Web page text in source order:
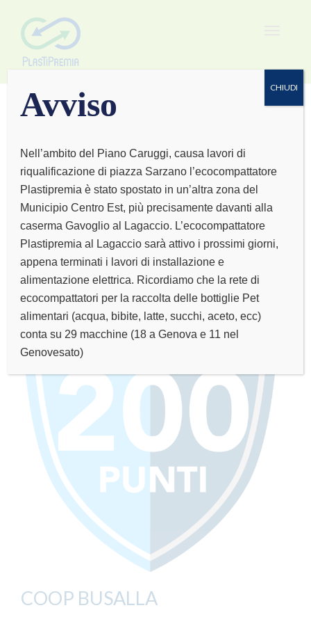
Busalla
COOP BUSALLA
Avviso
Nell’ambito del Piano Caruggi, causa lavori di
riqualificazione di piazza Sarzano l’ecocompattatore
Plastipremia è stato spostato in un’altra zona del
Municipio Centro Est, più precisamente davanti alla
caserma Gavoglio al Lagaccio. L’ecocompattatore
Plastipremia al Lagaccio sarà attivo i prossimi giorni,
appena terminati i lavori di installazione e
alimentazione elettrica. Ricordiamo che la rete di
ecocompattatori per la raccolta delle bottiglie Pet
alimentari (acqua, bibite, latte, succhi, aceto, ecc)
conta su 29 macchine (18 a Genova e 11 nel
Genovesato)
CHIUDI